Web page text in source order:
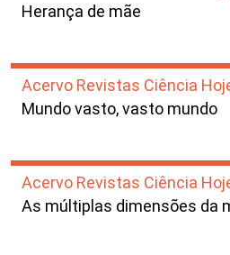
Herança de mãe
Acervo Revistas Ciência
Mundo vasto, vasto mundo
Acervo Revistas Ciência
As múltiplas dimensões da